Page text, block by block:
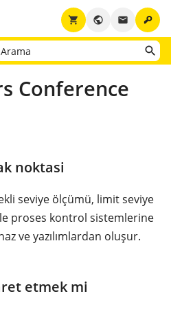
key
email
public
shopping_cart
Conference
noktasi
seviye ölçümü, limit seviye
proses kontrol sistemlerine
ve yazılımlardan oluşur.
etmek mi